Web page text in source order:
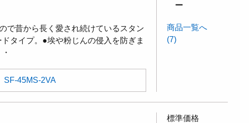
で昔から長く愛され続けているスタン
タイプ。●埃や粉じんの侵入を防ぎま
SF-45MS-2VA
ー
商品一覧へ
(7)
標準価格